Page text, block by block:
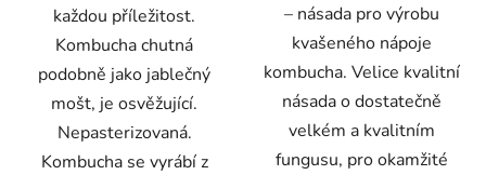
každou příležitost.
Kombucha chutná
podobně jako jablečný
mošt, je osvěžující.
Nepasterizovaná.
Kombucha se vyrábí z
– násada pro výrobu
kvašeného nápoje
kombucha. Velice kvalitní
násada o dostatečně
velkém a kvalitním
fungusu, pro okamžité